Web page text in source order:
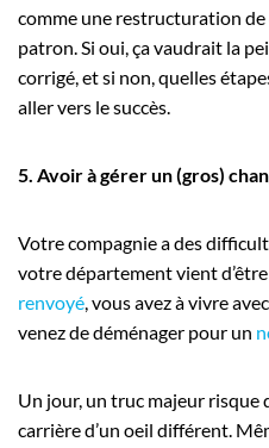
comme une restructuration
patron. Si oui, ça vaudrait la
corrigé, et si non, quelles
aller vers le succès.
5. Avoir à gérer un (gros)
Votre compagnie a des
votre département vient
renvoyé, vous avez à vivre
venez de déménager pour un
Un jour, un truc majeur risque
carrière d’un oeil différent.